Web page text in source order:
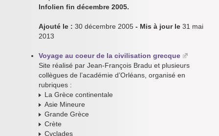
Infolien fin décembre 2005.
Ajouté le : 30 décembre 2005 - Mis à jour le 31 mai
2013
Voyage au coeur de la civilisation grecque
Site réalisé par Jean-François Bradu et plusieurs
collègues de l’académie d’Orléans, organisé en
rubriques :
La Grèce continentale
Asie Mineure
Grande Grèce
Crète
Cyclades